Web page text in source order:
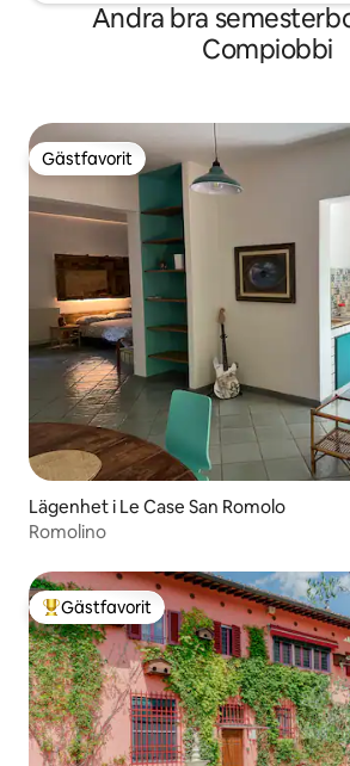
Andra bra
Compiobbi
Gästfavorit
Gästfavorit
Lägenhet i Le Case San Romolo
Romolino
Populär gästfavorit
Gästfavorit